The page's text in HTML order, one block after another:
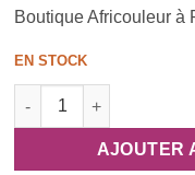
Boutique Africouleur à
EN STOCK
quantité de Boucles
AJOUTER